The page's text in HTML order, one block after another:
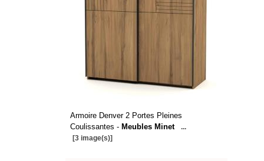
Armoire Denver 2 Portes Pleines
Coulissantes - Meubles Minet
...
[3 image(s)]